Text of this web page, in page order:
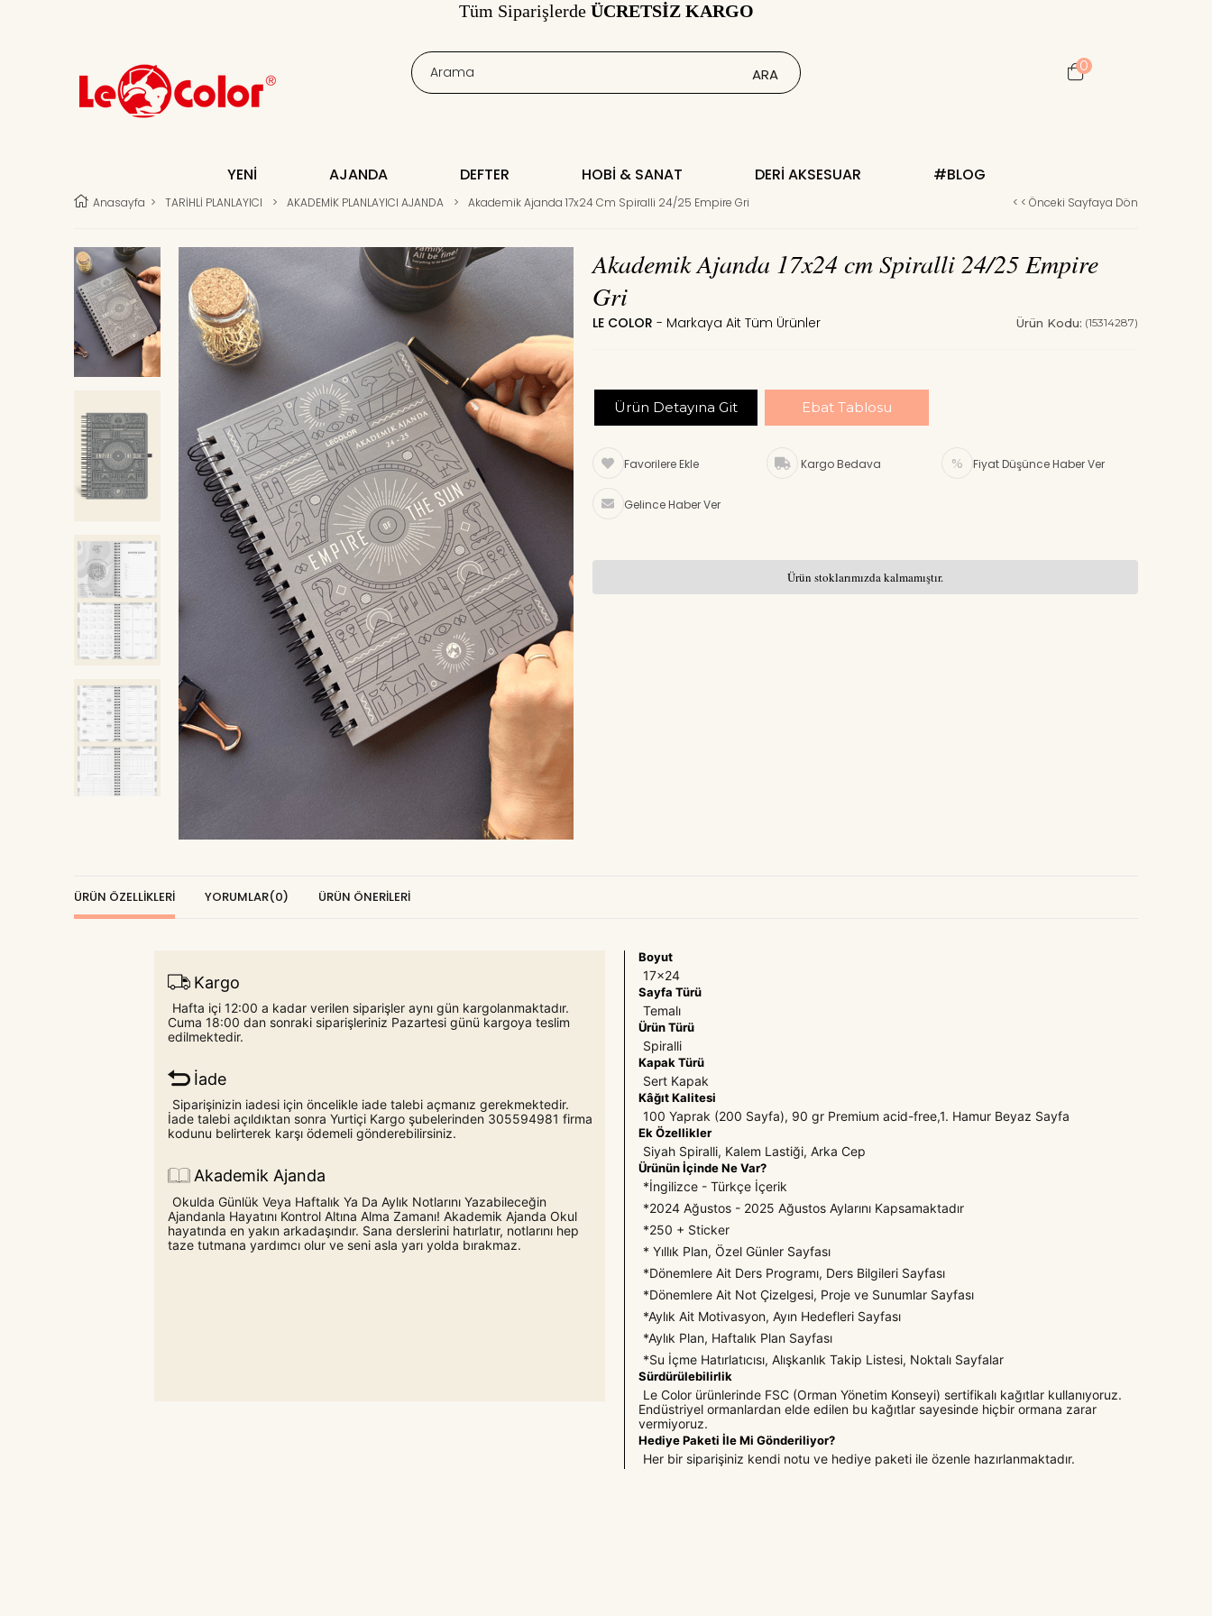
Tüm Siparişlerde ÜCRETSİZ KARGO
0
YENİ AJANDA DEFTER HOBI & SANAT DERI AKSESUAR #BLOG
Anasayfa > TARİHLİ PLANLAYICI > AKADEMİK PLANLAYICI AJANDA > Akademik Ajanda 17x24 Cm Spiralli 24/25 Empire Gri < < Önceki Sayfaya Dön
Akademik Ajanda 17x24 cm Spiralli 24/25 Empire
Gri
Ürün Kodu: (15314287)
LE COLOR
Ürün Detayına Git Ebat Tablosu
Favorilere Ekle Kargo Bedava Fiyat Düşünce Haber Ver
Gelince Haber Ver
Ürün stoklarımızda kalmamıştır.
ÜRÜN ÖZELLIKLERI YORUMLAR(0) ÜRÜN ÖNERILERI
Kargo
Hafta içi 12:00 a kadar verilen siparişler aynı gün kargolanmaktadır.
Cuma 18:00 dan sonraki siparişleriniz Pazartesi günü kargoya teslim
edilmektedir.
İade
Siparişinizin iadesi için öncelikle iade talebi açmanız gerekmektedir.
İade talebi açıldıktan sonra Yurtiçi Kargo şubelerinden 305594981 firma
kodunu belirterek karşı ödemeli gönderebilirsiniz.
Akademik Ajanda
Okulda Günlük Veya Haftalık Ya Da Aylık Notlarını Yazabileceğin
Ajandanla Hayatını Kontrol Altına Alma Zamanı! Akademik Ajanda Okul
hayatında en yakın arkadaşındır. Sana derslerini hatırlatır, notlarını hep
taze tutmana yardımcı olur ve seni asla yarı yolda bırakmaz.
Boyut
17x24
Sayfa Türü
Temalı
Ürün Türü
Spiralli
Kapak Türü
Sert Kapak
Kâğıt Kalitesi
100 Yaprak (200 Sayfa), 90 gr Premium acid-free,1. Hamur Beyaz Sayfa
Ek Özellikler
Siyah Spiralli, Kalem Lastiği, Arka Cep
Ürünün İçinde Ne Var?
*İngilizce - Türkçe İçerik
*2024 Ağustos - 2025 Ağustos Aylarını Kapsamaktadır
*250 + Sticker
* Yıllık Plan, Özel Günler Sayfası
*Dönemlere Ait Ders Programı, Ders Bilgileri Sayfası
*Dönemlere Ait Not Çizelgesi, Proje ve Sunumlar Sayfası
*Aylık Ait Motivasyon, Ayın Hedefleri Sayfası
*Aylık Plan, Haftalık Plan Sayfası
*Su İçme Hatırlatıcısı, Alışkanlık Takip Listesi, Noktalı Sayfalar
Sürdürülebilirlik
Le Color ürünlerinde FSC (Orman Yönetim Konseyi) sertifikalı kağıtlar kullanıyoruz.
Endüstriyel ormanlardan elde edilen bu kağıtlar sayesinde hiçbir ormana zarar
vermiyoruz.
Hediye Paketi İle Mi Gönderiliyor?
Her bir siparişiniz kendi notu ve hediye paketi ile özenle hazırlanmaktadır.